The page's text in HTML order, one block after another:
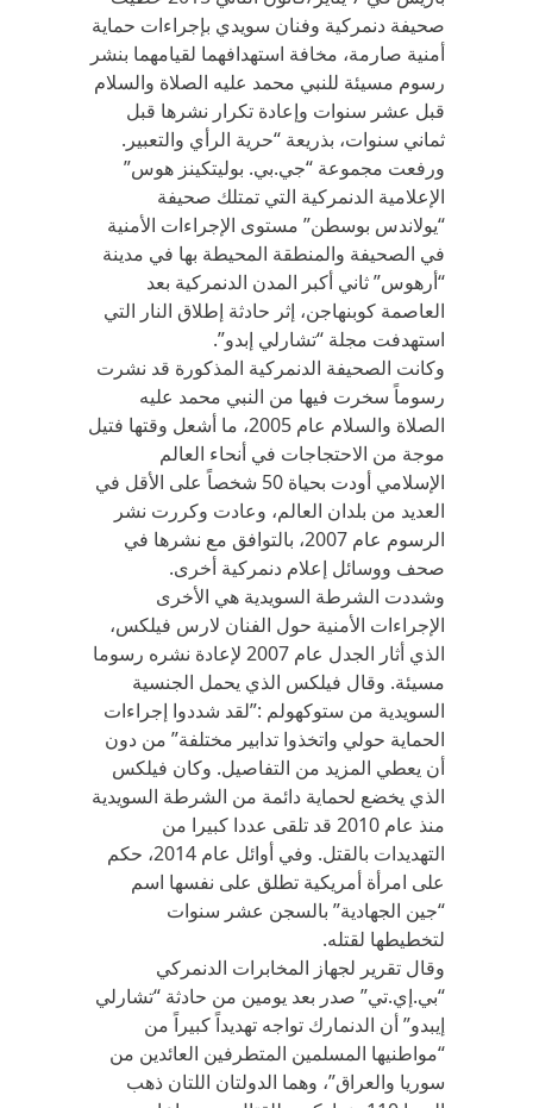
صحيفة دنمركية وفنان سويدي بإجراءات حماية
أمنية صارمة، مخافة استهدافهما لقيامهما بنشر
رسوم مسيئة للنبي محمد عليه الصلاة والسلام
قبل عشر سنوات وإعادة تكرار نشرها قبل
ثماني سنوات، بذريعة “حرية الرأي والتعبير.
ورفعت مجموعة “جي.بي. بوليتكينز هوس”
الإعلامية الدنمركية التي تمتلك صحيفة
“يولاندس بوسطن” مستوى الإجراءات الأمنية
في الصحيفة والمنطقة المحيطة بها في مدينة
“أرهوس” ثاني أكبر المدن الدنمركية بعد
العاصمة كوبنهاجن، إثر حادثة إطلاق النار التي
استهدفت مجلة “تشارلي إبدو”.
وكانت الصحيفة الدنمركية المذكورة قد نشرت
رسوماً سخرت فيها من النبي محمد عليه
الصلاة والسلام عام 2005، ما أشعل وقتها فتيل
موجة من الاحتجاجات في أنحاء العالم
الإسلامي أودت بحياة 50 شخصاً على الأقل في
العديد من بلدان العالم، وعادت وكررت نشر
الرسوم عام 2007، بالتوافق مع نشرها في
صحف ووسائل إعلام دنمركية أخرى.
وشددت الشرطة السويدية هي الأخرى
الإجراءات الأمنية حول الفنان لارس فيلكس،
الذي أثار الجدل عام 2007 لإعادة نشره رسوما
مسيئة. وقال فيلكس الذي يحمل الجنسية
السويدية من ستوكهولم :”لقد شددوا إجراءات
الحماية حولي واتخذوا تدابير مختلفة” من دون
أن يعطي المزيد من التفاصيل. وكان فيلكس
الذي يخضع لحماية دائمة من الشرطة السويدية
منذ عام 2010 قد تلقى عددا كبيرا من
التهديدات بالقتل. وفي أوائل عام 2014، حكم
على امرأة أمريكية تطلق على نفسها اسم
“جين الجهادية” بالسجن عشر سنوات
لتخطيطها لقتله.
وقال تقرير لجهاز المخابرات الدنمركي
“بي.إي.تي” صدر بعد يومين من حادثة “تشارلي
إيبدو” أن الدنمارك تواجه تهديداً كبيراً من
“مواطنيها المسلمين المتطرفين العائدين من
سوريا والعراق”، وهما الدولتان اللتان ذهب